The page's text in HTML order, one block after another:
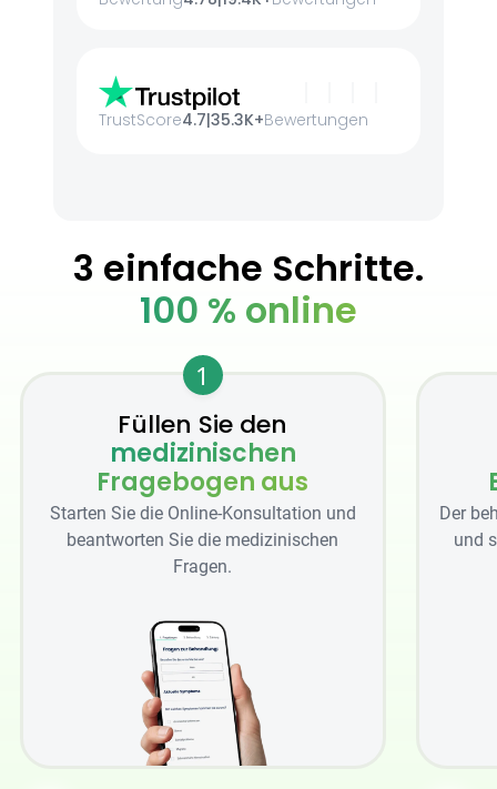
TrustScore4.7|35.3K+Bewertungen
3 einfache Schritte.
100 % online
1
Füllen Sie den
medizinischen
Fragebogen aus
Starten Sie die Online-Konsultation und
beantworten Sie die medizinischen
Fragen.
Der
und